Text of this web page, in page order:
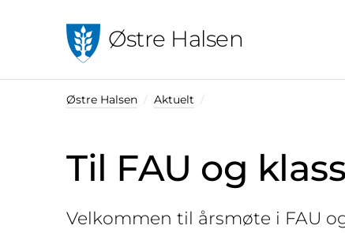
Østre Halsen
Østre Halsen Aktuelt
Til FAU og
Velkommen til årsmøte i FAU